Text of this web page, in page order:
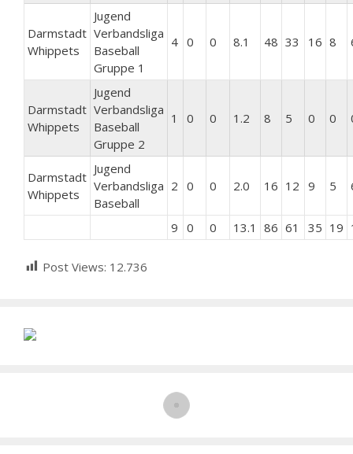
Darmstadt
Whippets
Jugend
Verbandsliga
Baseball
Gruppe 1
4 0 0 8.1 48 33 16 8
Darmstadt
Whippets
Jugend
Verbandsliga
Baseball
Gruppe 2
1 0 0 1.2 8 5 0 0
Darmstadt
Whippets
Jugend
Verbandsliga
Baseball
2 0 0 2.0 16 12 9 5
9 0 0 13.1 86 61 35 19
Post Views: 12.736